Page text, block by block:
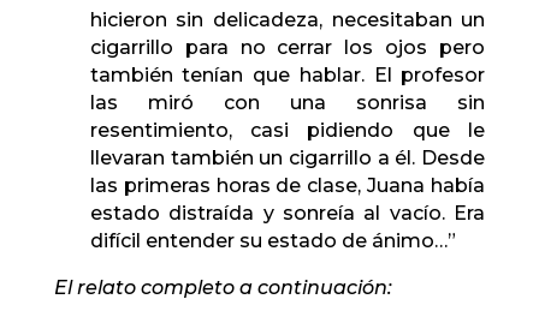
hicieron sin delicadeza, necesitaban un
cigarrillo para no cerrar los ojos pero
también tenían que hablar. El profesor
las miró con una sonrisa sin
resentimiento, casi pidiendo que le
llevaran también un cigarrillo a él. Desde
las primeras horas de clase, Juana había
estado distraída y sonreía al vacío. Era
difícil entender su estado de ánimo…”
El relato completo a continuación: